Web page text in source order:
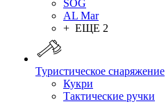
SOG
AL Mar
+ ЕЩЕ 2
Туристическое снаряжение
Кукри
Тактические ручки